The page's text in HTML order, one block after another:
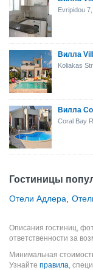
Evripidou
Вилла
Koliakas
Вилла
Coral Bay
Гостиницы
Отели Адлера
Описания гостиниц,
ответственности за
Минимальная
Узнайте правила,